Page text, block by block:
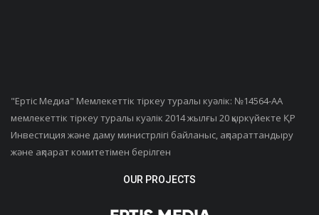
"Ертiс Медиа" Мемлекеттік тіркеу туралы куәлік: №14564-АА
мемлекеттік тіркеу туралы куәлік 2014 жылғы 20 қыркүйекте ҚР
Инвестиция және даму министрлігі байланыс, ақпараттандыру
және ақпарат комитетімен берілген
OUR PROJECTS